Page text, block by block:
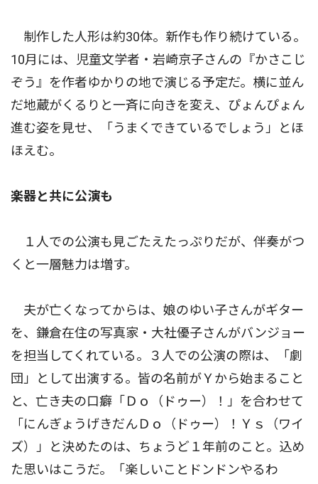
制作した人形は約30体。新作も作り続けている。
10月には、児童文学者・岩崎京子さんの『かさこじ
ぞう』を作者ゆかりの地で演じる予定だ。横に並ん
だ地蔵がくるりと一斉に向きを変え、ぴょんぴょん
進む姿を見せ、「うまくできているでしょう」とほ
ほえむ。
楽器と共に公演も
１人での公演も見ごたえたっぷりだが、伴奏がつ
くと一層魅力は増す。
夫が亡くなってからは、娘のゆい子さんがギター
を、鎌倉在住の写真家・大社優子さんがバンジョー
を担当してくれている。３人での公演の際は、「劇
団」として出演する。皆の名前がＹから始まること
と、亡き夫の口癖「Ｄｏ（ドゥー）！」を合わせて
「にんぎょうげきだんＤｏ（ドゥー）！Ｙｓ（ワイ
ズ）」と決めたのは、ちょうど１年前のこと。込め
た思いはこうだ。「楽しいことドンドンやるわ